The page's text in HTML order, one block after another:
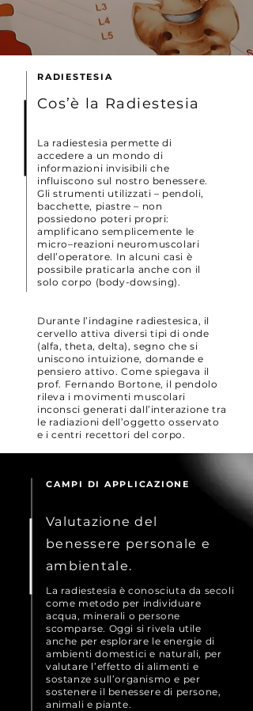
RADIESTESIA
Cos’è la Radiestesia
La radiestesia permette di
accedere a un mondo di
informazioni invisibili che
influiscono sul nostro benessere.
Gli strumenti utilizzati – pendoli,
bacchette, piastre – non
possiedono poteri propri:
amplificano semplicemente le
micro–reazioni neuromuscolari
dell’operatore. In alcuni casi è
possibile praticarla anche con il
solo corpo (body-dowsing).
Durante l’indagine radiestesica, il
cervello attiva diversi tipi di onde
(alfa, theta, delta), segno che si
uniscono intuizione, domande e
pensiero attivo. Come spiegava il
prof. Fernando Bortone, il pendolo
rileva i movimenti muscolari
inconsci generati dall’interazione tra
le radiazioni dell’oggetto osservato
e i centri recettori del corpo.
CAMPI DI APPLICAZIONE
Valutazione del
benessere personale e
ambientale.
La radiestesia è conosciuta da secoli
come metodo per individuare
acqua, minerali o persone
scomparse. Oggi si rivela utile
anche per esplorare le energie di
ambienti domestici e naturali, per
valutare l’effetto di alimenti e
sostanze sull’organismo e per
sostenere il benessere di persone,
animali e piante.